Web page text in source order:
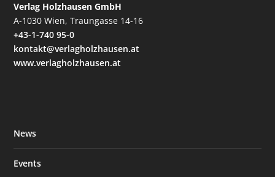
Verlag Holzhausen GmbH
A-1030 Wien, Traungasse 14-16
+43-1-740 95-0
kontakt@verlagholzhausen.at
www.verlagholzhausen.at
News
Events